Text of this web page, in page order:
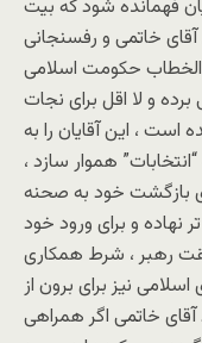
فهمانده شود که بيت
خاتمی و رفسنجانی
الخطاب حکومت اسلامی
پی برده و لا اقل برای نجات
، اين آقايان را به
هموار سازد ،
بازگشت خود به صحنه
نهاده و برای ورود خود
رهبر ، شرط همکاری
نيز برای برون از
خاتمی اگر همراهی